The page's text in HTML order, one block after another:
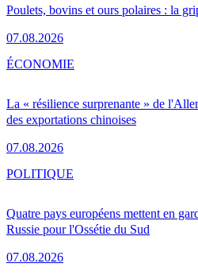
Poulets, bovins et ours polaires : la
07.08.2026
La « résilience surprenante » de
des exportations chinoises
07.08.2026
ÉCONOMIE
Quatre pays européens mettent en
Russie pour l'Ossétie du Sud
07.08.2026
POLITIQUE